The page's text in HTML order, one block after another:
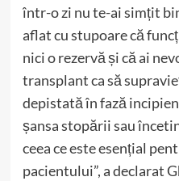
într-o zi nu te-ai simțit
aflat cu stupoare că
nici o rezervă și că ai
transplant ca să
depistată în fază
șansa stopării sau
ceea ce este esențial
pacientului”, a declarat